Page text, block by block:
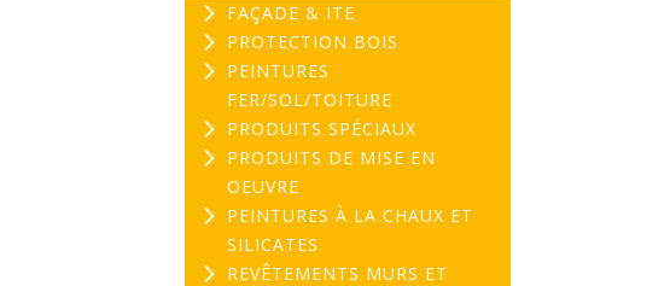
FAÇADE & ITE
PROTECTION BOIS
PEINTURES
FER/SOL/TOITURE
PRODUITS SPÉCIAUX
PRODUITS DE MISE EN
OEUVRE
PEINTURES À LA CHAUX ET
SILICATES
REVÊTEMENTS MURS ET